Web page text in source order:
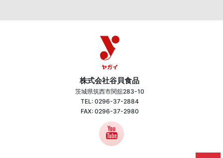
株式会社谷貝食品
茨城県筑西市関舘283-10
TEL: 0296-37-2884
FAX: 0296-37-2980